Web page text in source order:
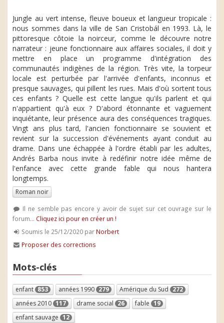
Jungle au vert intense, fleuve boueux et langueur tropicale :
nous sommes dans la ville de San Cristobál en 1993. Là, le
pittoresque côtoie la noirceur, comme le découvre notre
narrateur : jeune fonctionnaire aux affaires sociales, il doit y
mettre en place un programme d'intégration des
communautés indigènes de la région. Très vite, la torpeur
locale est perturbée par l'arrivée d'enfants, inconnus et
presque sauvages, qui pillent les rues. Mais d'où sortent tous
ces enfants ? Quelle est cette langue qu'ils parlent et qui
n'appartient qu'à eux ? D'abord étonnante et vaguement
inquiétante, leur présence aura des conséquences tragiques.
Vingt ans plus tard, l'ancien fonctionnaire se souvient et
revient sur la succession d'événements ayant conduit au
drame. Dans une échappée à l'ordre établi par les adultes,
Andrés Barba nous invite à redéfinir notre idée même de
l'enfance avec cette grande fable qui nous hantera
longtemps.
Roman noir
Il ne semble pas encore y avoir de sujet sur cet ouvrage sur le
forum... Cliquez ici pour en créer un !
Soumis le 25/12/2020 par Norbert
Proposer des corrections
Mots-clés
enfant 853 années 1990 279 Amérique du Sud 272
années 2010 117 drame social 26 fable 19
enfant sauvage 12